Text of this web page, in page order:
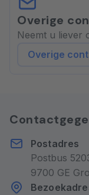
Overige
Neemt u liever
Overige
Postadres
Postbus
9700 GE